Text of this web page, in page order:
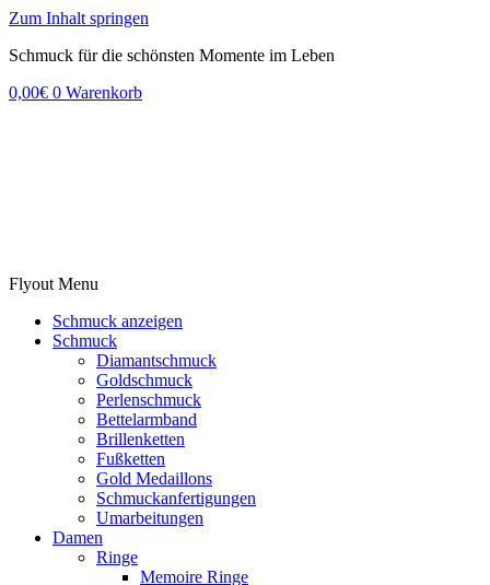
Zum Inhalt springen
Schmuck für die schönsten Momente im Leben
0,00€ 0 Warenkorb
Flyout Menu
Schmuck anzeigen
Schmuck
Diamantschmuck
Goldschmuck
Perlenschmuck
Bettelarmband
Brillenketten
Fußketten
Gold Medaillons
Schmuckanfertigungen
Umarbeitungen
Damen
Ringe
Memoire Ringe